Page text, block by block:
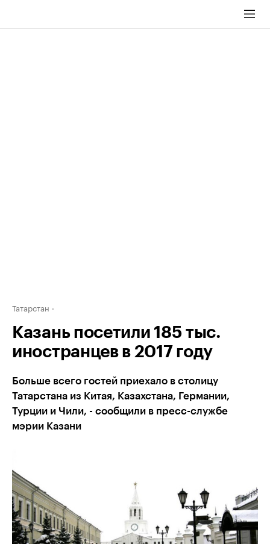
Татарстан
Казань посетили 185 тыс.
иностранцев в 2017 году
Больше всего гостей приехало в столицу
Татарстана из Китая, Казахстана, Германии,
Турции и Чили, - сообщили в пресс-службе
мэрии Казани